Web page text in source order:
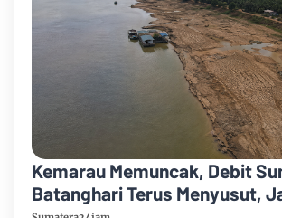
Kemarau Memuncak, Debit
Batanghari Terus Menyusut,